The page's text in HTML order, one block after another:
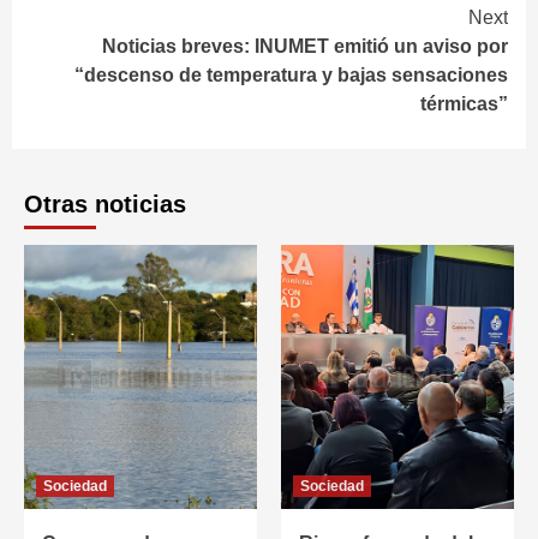
Next
Noticias breves: INUMET emitió un aviso por
“descenso de temperatura y bajas sensaciones
térmicas”
Otras noticias
Sociedad Sociedad